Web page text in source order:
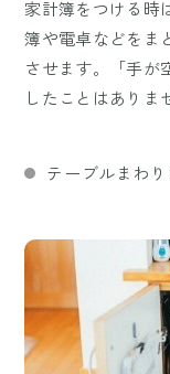
家計簿をつける時
簿や電卓などをま
させます。「手が
したことはありま
テーブルまわ